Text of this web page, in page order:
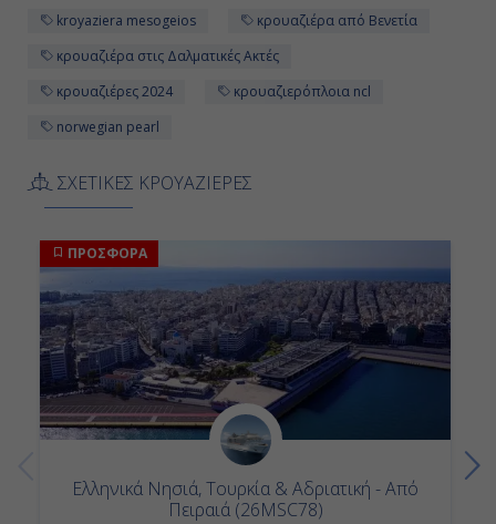
kroyaziera mesogeios
κρουαζιέρα από Βενετία
κρουαζιέρα στις Δαλματικές Ακτές
κρουαζιέρες 2024
κρουαζιερόπλοια ncl
norwegian pearl
ΣΧΕΤΙΚΕΣ ΚΡΟΥΑΖΙΕΡΕΣ
ΠΡΟΣΦΟΡΑ
Ελληνικά Νησιά, Τουρκία & Αδριατική - Από
Πειραιά (26MSC78)